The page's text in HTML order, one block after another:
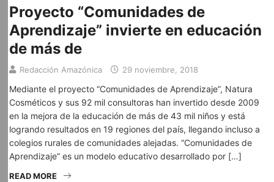
Proyecto “Comunidades de
Aprendizaje” invierte en educación
de más de
Redacción Amazónica 29 noviembre, 2018
Mediante el proyecto “Comunidades de Aprendizaje”, Natura
Cosméticos y sus 92 mil consultoras han invertido desde 2009
en la mejora de la educación de más de 43 mil niños y está
logrando resultados en 19 regiones del país, llegando incluso a
colegios rurales de comunidades alejadas. “Comunidades de
Aprendizaje” es un modelo educativo desarrollado por […]
READ MORE